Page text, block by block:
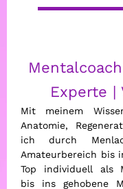
Experte |
Mit meinem
Anatomie,
ich durch
Amateurbereich bis
Top individuell als
bis ins gehobene